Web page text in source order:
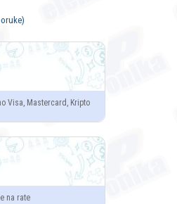
Visa, Mastercard, Kripto
na rate